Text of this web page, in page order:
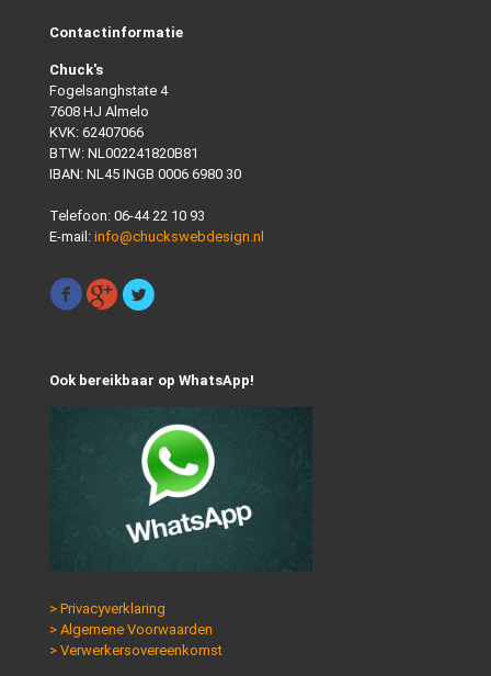
Contactinformatie
Chuck's
Fogelsanghstate 4
7608 HJ Almelo
KVK: 62407066
BTW: NL002241820B81
IBAN: NL45 INGB 0006 6980 30
Telefoon: 06-44 22 10 93
E-mail: info@chuckswebdesign.nl
Ook bereikbaar op WhatsApp!
> Privacyverklaring
> Algemene Voorwaarden
> Verwerkersovereenkomst